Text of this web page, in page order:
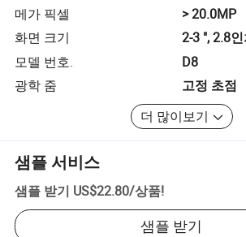
메가 픽셀
> 20.0MP
화면 크기
2-3 ", 2.8
모델 번호.
D8
광학 줌
고정 초점
더 많이보기
샘플 서비스
샘플 받기 US$22.80/상품!
샘플 받기